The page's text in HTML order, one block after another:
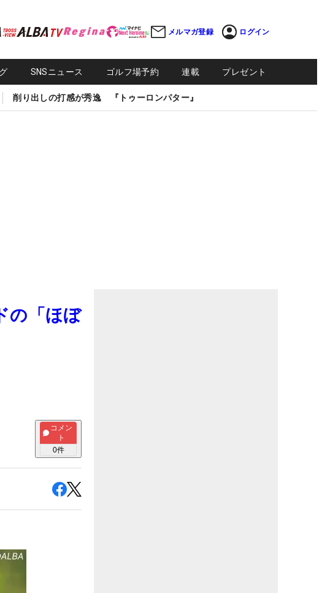
メルマガ登録 ログイン
SNSニュース ゴルフ場予約 連載 プレゼント
削り出しの打感が秀逸 『トゥーロンパター』
の「ほぼ
コメン
ト
0件